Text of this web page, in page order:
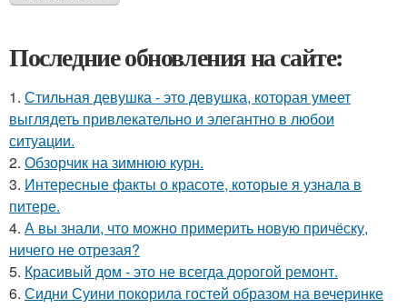
Последние обновления на сайте:
1. Стильная девушка - это девушка, которая умеет
выглядеть привлекательно и элегантно в любои
ситуации.
2. Обзорчик на зимнюю курн.
3. Интересные факты о красоте, которые я узнала в
питере.
4. А вы знали, что можно примерить новую причёску,
ничего не отрезая?
5. Красивый дом - это не всегда дорогой ремонт.
6. Сидни Суини покорила гостей образом на вечеринке